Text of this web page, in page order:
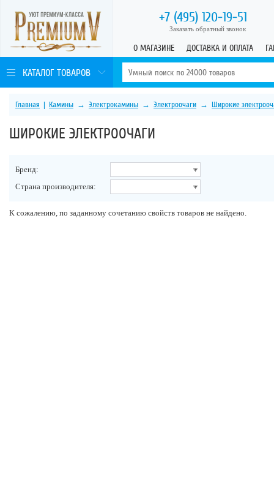
+7 (495) 120-19-51
Заказать обратный звонок
О МАГАЗИНЕ ДОСТАВКА И ОПЛАТА
КАТАЛОГ ТОВАРОВ
Главная | Камины → Электрокамины → Электроочаги → Широкие
ШИРОКИЕ ЭЛЕКТРООЧАГИ
Бренд:
Страна производителя:
К сожалению, по заданному сочетанию свойств товаров не найдено.